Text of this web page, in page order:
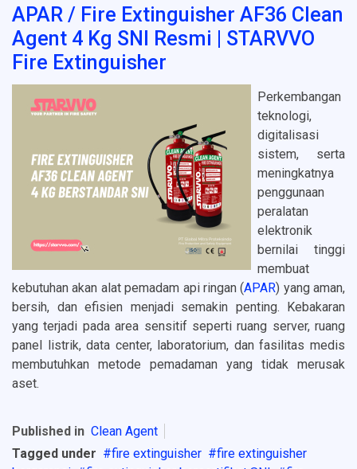
APAR / Fire Extinguisher AF36 Clean
Agent 4 Kg SNI Resmi | STARVVO
Fire Extinguisher
Perkembangan
teknologi,
digitalisasi
sistem, serta
meningkatnya
penggunaan
peralatan
elektronik
bernilai tinggi
membuat
kebutuhan akan alat pemadam api ringan (APAR) yang aman,
bersih, dan efisien menjadi semakin penting. Kebakaran
yang terjadi pada area sensitif seperti ruang server, ruang
panel listrik, data center, laboratorium, dan fasilitas medis
membutuhkan metode pemadaman yang tidak merusak
aset.
Published in Clean Agent
Tagged under
fire extinguisher
fire extinguisher